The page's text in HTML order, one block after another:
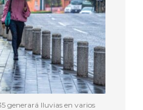
generará lluvias en varios